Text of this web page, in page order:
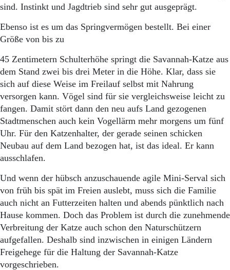
sind. Instinkt und Jagdtrieb sind sehr gut ausgeprägt.
Ebenso ist es um das Springvermögen bestellt. Bei einer
Größe von bis zu
45 Zentimetern Schulterhöhe springt die Savannah-Katze aus
dem Stand zwei bis drei Meter in die Höhe. Klar, dass sie
sich auf diese Weise im Freilauf selbst mit Nahrung
versorgen kann. Vögel sind für sie vergleichsweise leicht zu
fangen. Damit stört dann den neu aufs Land gezogenen
Stadtmenschen auch kein Vogellärm mehr morgens um fünf
Uhr. Für den Katzenhalter, der gerade seinen schicken
Neubau auf dem Land bezogen hat, ist das ideal. Er kann
ausschlafen.
Und wenn der hübsch anzuschauende agile Mini-Serval sich
von früh bis spät im Freien auslebt, muss sich die Familie
auch nicht an Futterzeiten halten und abends pünktlich nach
Hause kommen. Doch das Problem ist durch die zunehmende
Verbreitung der Katze auch schon den Naturschützern
aufgefallen. Deshalb sind inzwischen in einigen Ländern
Freigehege für die Haltung der Savannah-Katze
vorgeschrieben.